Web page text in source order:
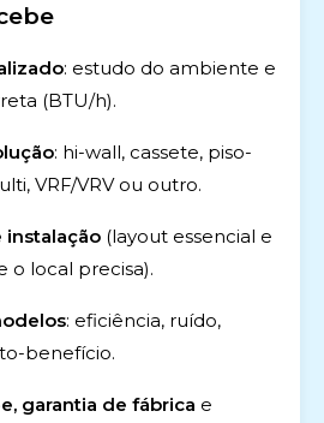
: estudo do ambiente e
(BTU/h).
: hi-wall, cassete, piso-
VRF/VRV ou outro.
instalação (layout essencial e
o local precisa).
: eficiência, ruído,
benefício.
garantia de fábrica e